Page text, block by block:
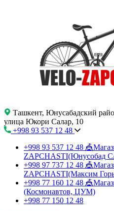
Ташкент, Юнусабадский
улица Юкори Салар, 10
+998 93 537 12 48
+998 93 537 12 48
ZAPCHASTI(Юнусобад
+998 97 737 12 48
ZAPCHASTI(Максим
+998 77 160 12 48
(Космонавтов, ЦУМ)
+998 77 150 12 48